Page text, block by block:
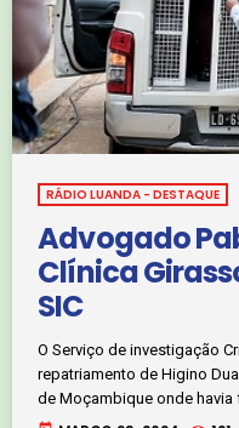
RÁDIO LUANDA - DESTAQUE
Advogado
Clínica
SIC
O Serviço de investigação
repatriamento de Higino
de Moçambique onde
conhecido fugiu a partir da